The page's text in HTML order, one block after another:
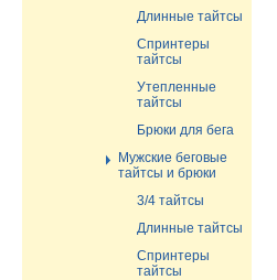
Длинные тайтсы
Спринтеры
тайтсы
Утепленные
тайтсы
Брюки для бега
Мужские беговые
тайтсы и брюки
3/4 тайтсы
Длинные тайтсы
Спринтеры
тайтсы